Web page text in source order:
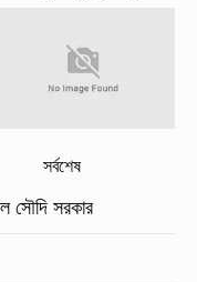
সর্বশেষ
সৌদি সরকার